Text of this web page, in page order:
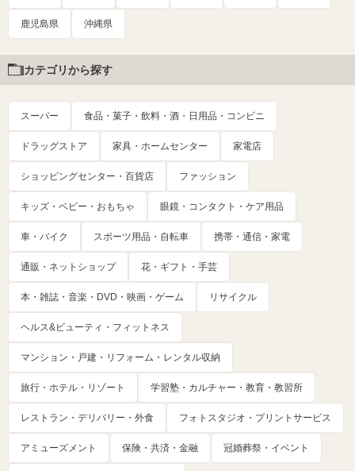
鹿児島県 沖縄県
カテゴリから探す
スーパー 食品・菓子・飲料・酒・日用品・コンビニ
ドラッグストア 家具・ホームセンター 家電店
ショッピングセンター・百貨店 ファッション
キッズ・ベビー・おもちゃ 眼鏡・コンタクト・ケア用品
車・バイク スポーツ用品・自転車 携帯・通信・家電
通販・ネットショップ 花・ギフト・手芸
本・雑誌・音楽・DVD・映画・ゲーム リサイクル
ヘルス&ビューティ・フィットネス
マンション・戸建・リフォーム・レンタル収納
旅行・ホテル・リゾート 学習塾・カルチャー・教育・教習所
レストラン・デリバリー・外食 フォトスタジオ・プリントサービス
アミューズメント 保険・共済・金融 冠婚葬祭・イベント